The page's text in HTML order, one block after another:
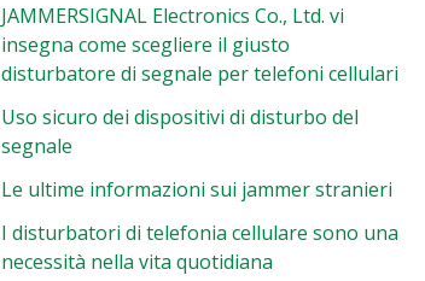
JAMMERSIGNAL Electronics Co., Ltd. vi
insegna come scegliere il giusto
disturbatore di segnale per telefoni cellulari
Uso sicuro dei dispositivi di disturbo del
segnale
Le ultime informazioni sui jammer stranieri
I disturbatori di telefonia cellulare sono una
necessità nella vita quotidiana